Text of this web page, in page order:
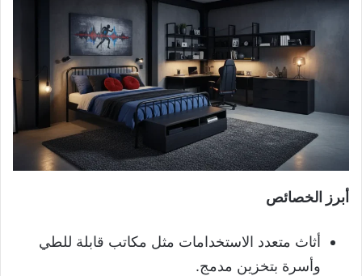
أبرز الخصائص
أثاث متعدد الاستخدامات مثل مكاتب قابلة للطي
وأسرة بتخزين مدمج.